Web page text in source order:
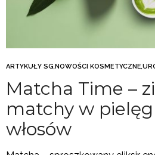
ARTYKUŁY SG,NOWOŚCI KOSMETYCZNE,
Matcha Time –
matchy w
włosów